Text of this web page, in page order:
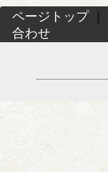
ページトップ｜
合わせ